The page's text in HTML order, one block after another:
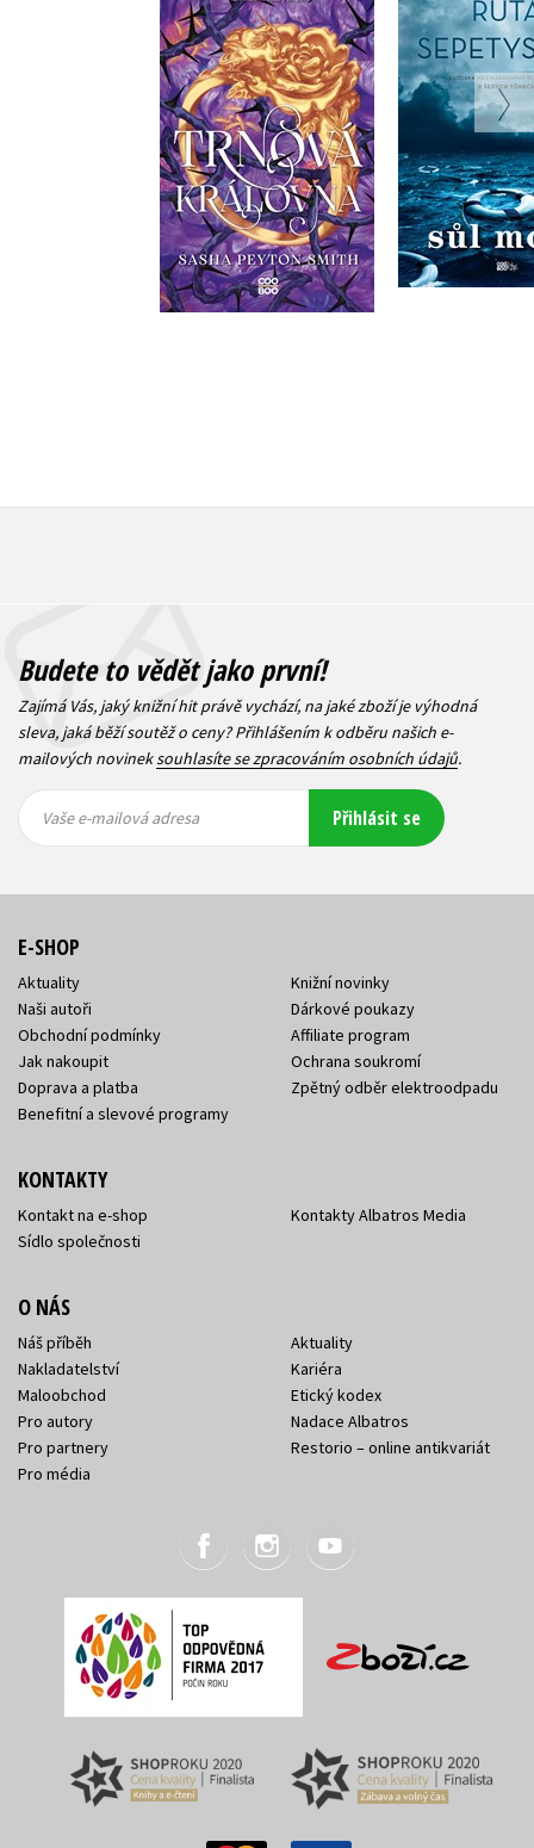
Trnová královna
Sasha Peyton Smith
Do košíku
469 Kč
375 Kč
Sůl
Ruta
Do
359 Kč
Budete to vědět jako první!
Zajímá Vás, jaký knižní hit právě vychází, na jaké zboží je výhodná
sleva, jaká běží soutěž o ceny? Přihlášením k odběru našich e-
mailových novineksouhlasíte se zpracováním osobních údajů.
mailová
mailová
Vaše e-mailová adresa Přihlásit se
E-SHOP
Aktuality
Naši autoři
Obchodní podmínky
Jak nakoupit
Doprava a platba
Benefitní a slevové programy
Knižní novinky
Dárkové poukazy
Affiliate program
Ochrana soukromí
Zpětný odběr elektroodpadu
KONTAKTY
Kontakt na e-shop
Sídlo společnosti
Kontakty Albatros Media
O NÁS
Náš příběh
Nakladatelství
Maloobchod
Pro autory
Pro partnery
Pro média
Aktuality
Kariéra
Etický kodex
Nadace Albatros
Restorio – online antikvariát